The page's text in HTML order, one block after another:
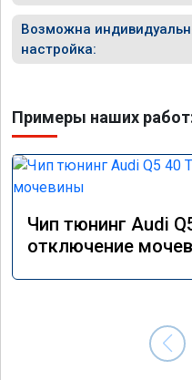
Возможна
настройка:
Примеры наших
Чип тюнинг Audi
отключение